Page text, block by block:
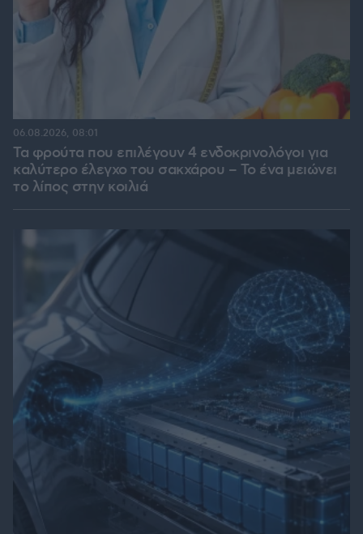
Τα φρούτα που επιλέγουν 4 ενδοκρινολόγοι για
καλύτερο έλεγχο του σακχάρου – Το ένα μειώνει
το λίπος στην κοιλιά
06.08.2026, 08:01